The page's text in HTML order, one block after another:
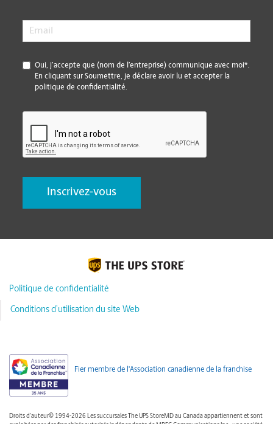
Email
*
Oui, j’accepte que (nom de l’entreprise) communique avec moi*.
En cliquant sur Soumettre, je déclare avoir lu et accepter la
politique de confidentialité.
Politique de confidentialité
Conditions d’utilisation du site Web
Fier membre de l'Association canadienne de la franchise
Droits d'auteur© 1994-2026 Les succursales The UPS StoreMD au Canada appartiennent et sont